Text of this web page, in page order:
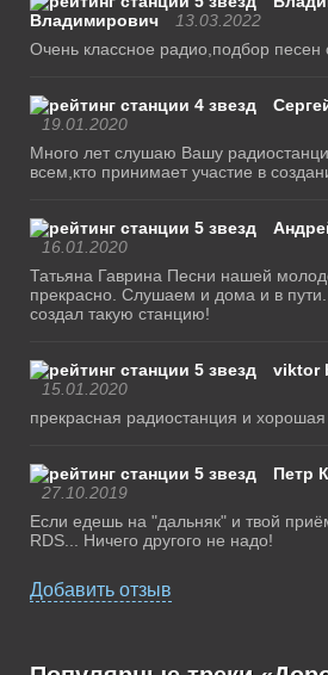
Владимирович
13.03.2022
Очень классное радио,подбор песен
19.01.2020
Много лет слушаю Вашу
всем,кто принимает участие в
16.01.2020
Татьяна Гаврина Песни нашей
прекрасно. Слушаем и дома и в
создал такую станцию!
viktor
15.01.2020
прекрасная радиостанция и хорошая
Петр
27.10.2019
Если едешь на "дальняк" и твой
RDS... Ничего другого не надо!
Добавить отзыв